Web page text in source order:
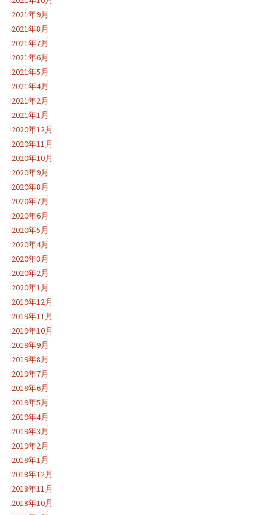
2021年9月
2021年8月
2021年7月
2021年6月
2021年5月
2021年4月
2021年2月
2021年1月
2020年12月
2020年11月
2020年10月
2020年9月
2020年8月
2020年7月
2020年6月
2020年5月
2020年4月
2020年3月
2020年2月
2020年1月
2019年12月
2019年11月
2019年10月
2019年9月
2019年8月
2019年7月
2019年6月
2019年5月
2019年4月
2019年3月
2019年2月
2019年1月
2018年12月
2018年11月
2018年10月